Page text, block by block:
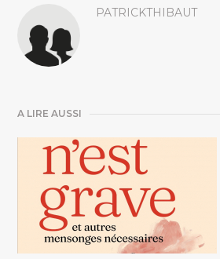
PATRICKTHIBAUT
A LIRE AUSSI